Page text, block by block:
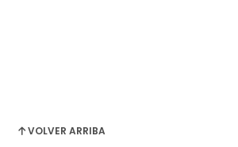
VOLVER ARRIBA